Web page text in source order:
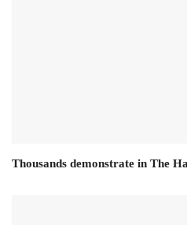
Thousands demonstrate in The